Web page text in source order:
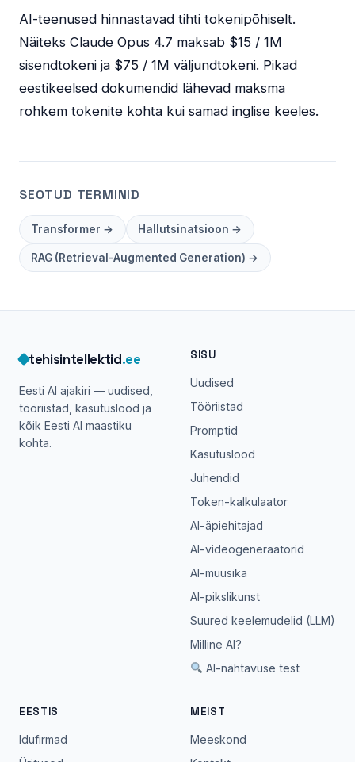
AI-teenused hinnastavad tihti tokenipõhiselt.
Näiteks Claude Opus 4.7 maksab $15 / 1M
sisendtokeni ja $75 / 1M väljundtokeni. Pikad
eestikeelsed dokumendid lähevad maksma
rohkem tokenite kohta kui samad inglise keeles.
SEOTUD TERMINID
Transformer → Hallutsinatsioon →
RAG (Retrieval-Augmented Generation) →
tehisintellektid.ee
Eesti AI ajakiri — uudised,
tööriistad, kasutuslood ja
kõik Eesti AI maastiku
kohta.
SISU
Uudised
Tööriistad
Promptid
Kasutuslood
Juhendid
Token-kalkulaator
AI-äpiehitajad
AI-videogeneraatorid
AI-muusika
AI-pikslikunst
Suured keelemudelid (LLM)
Milline AI?
AI-nähtavuse test
EESTIS
Idufirmad
MEIST
Meeskond